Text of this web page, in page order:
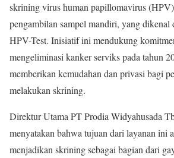
skrining virus human papillomavirus
pengambilan sampel mandiri, yang dikenal
HPV-Test. Inisiatif ini mendukung
mengeliminasi kanker serviks pada tahun
memberikan kemudahan dan privasi bagi
melakukan skrining.
Direktur Utama PT Prodia Widyahusada
menyatakan bahwa tujuan dari layanan ini
menjadikan skrining sebagai bagian dari